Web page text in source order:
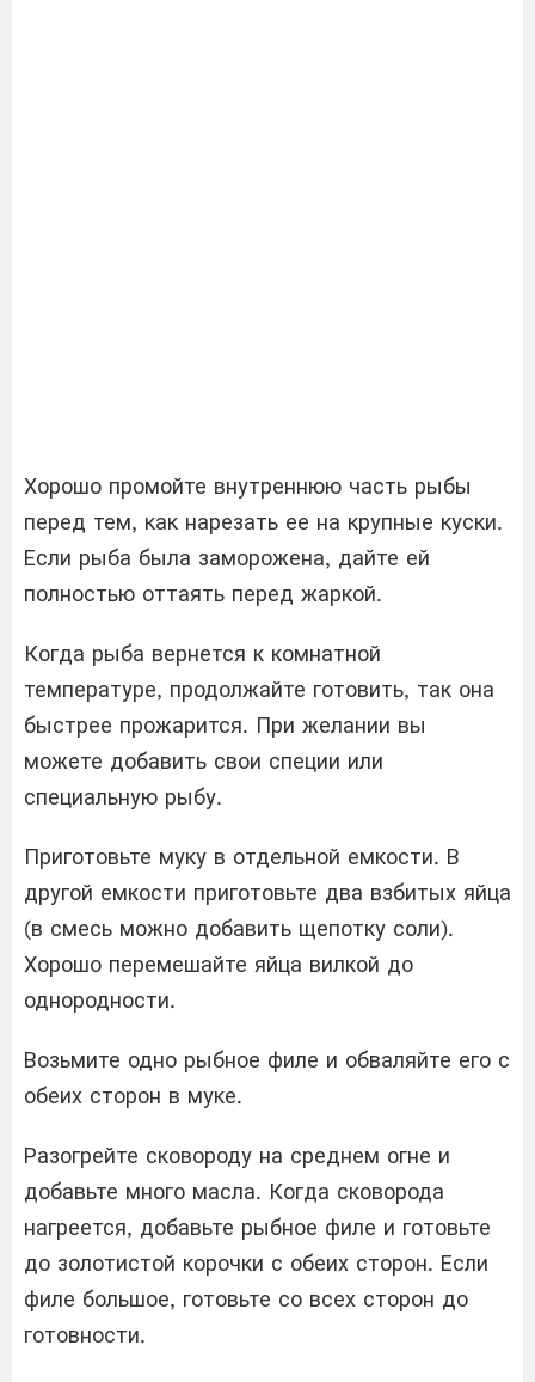
Хорошо промойте внутреннюю часть рыбы
перед тем, как нарезать ее на крупные куски.
Если рыба была заморожена, дайте ей
полностью оттаять перед жаркой.
Когда рыба вернется к комнатной
температуре, продолжайте готовить, так она
быстрее прожарится. При желании вы
можете добавить свои специи или
специальную рыбу.
Приготовьте муку в отдельной емкости. В
другой емкости приготовьте два взбитых яйца
(в смесь можно добавить щепотку соли).
Хорошо перемешайте яйца вилкой до
однородности.
Возьмите одно рыбное филе и обваляйте его с
обеих сторон в муке.
Разогрейте сковороду на среднем огне и
добавьте много масла. Когда сковорода
нагреется, добавьте рыбное филе и готовьте
до золотистой корочки с обеих сторон. Если
филе большое, готовьте со всех сторон до
готовности.